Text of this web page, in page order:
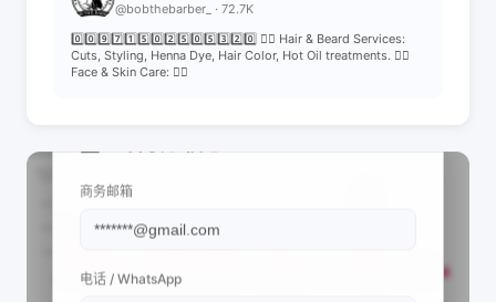
@bobthebarber_ · 72.7K
0️⃣0️⃣9️⃣7️⃣1️⃣5️⃣0️⃣2️⃣5️⃣0️⃣5️⃣3️⃣2️⃣0️⃣ 💇‍♂️ Hair & Beard Services:
Cuts, Styling, Henna Dye, Hair Color, Hot Oil treatments. 💆‍♂️
Face & Skin Care: 👇🏻
商务邮箱
电话 / WhatsApp